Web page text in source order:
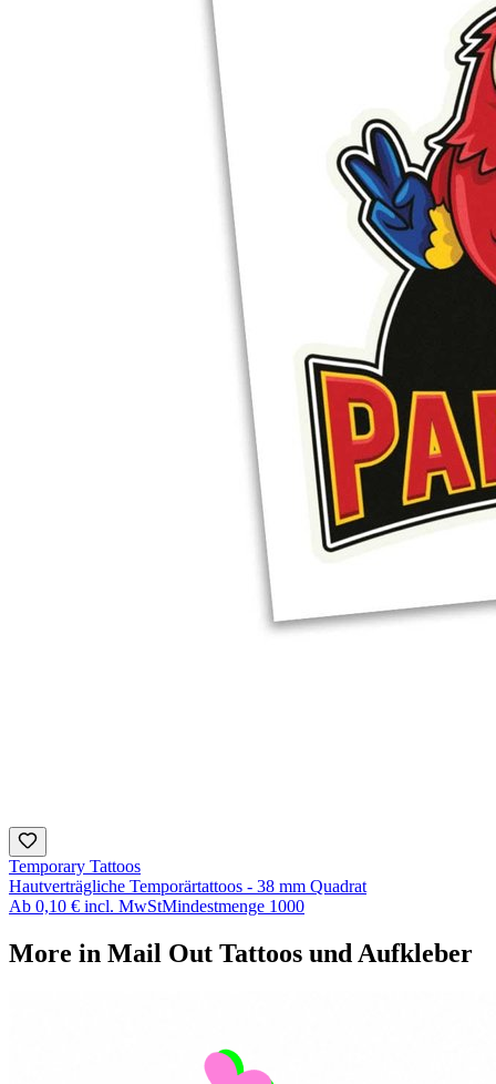
Temporary Tattoos
Hautverträgliche Temporärtattoos - 38 mm Quadrat
Ab 0,10 € incl. MwStMindestmenge 1000
More in Mail Out Tattoos und Aufkleber